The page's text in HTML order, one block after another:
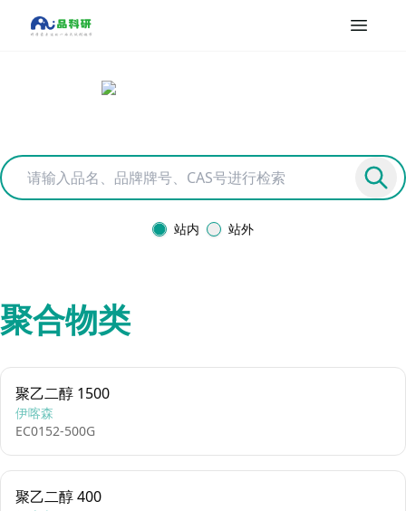
站内 站外
聚合物类
聚乙二醇 1500
伊喀森
EC0152-500G
聚乙二醇 400